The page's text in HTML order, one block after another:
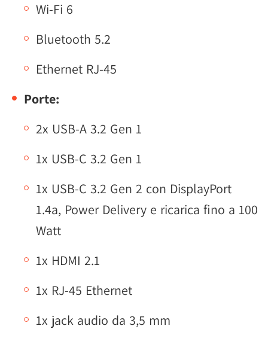
Wi-Fi 6
Bluetooth 5.2
Ethernet RJ-45
Porte:
2x USB-A 3.2 Gen 1
1x USB-C 3.2 Gen 1
1x USB-C 3.2 Gen 2 con DisplayPort
1.4a, Power Delivery e ricarica fino a 100
Watt
1x HDMI 2.1
1x RJ-45 Ethernet
1x jack audio da 3,5 mm